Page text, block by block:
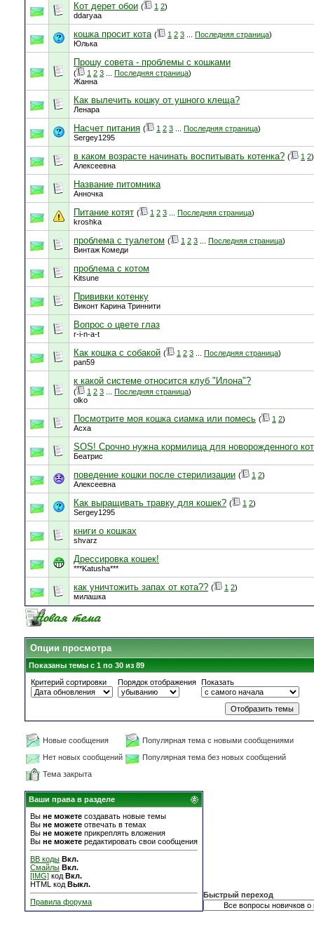
Кот дерет обои ( 1 2)
ddaryaa
кошка просит кота ( 1 2 3 Последняя страница)
Юлька
Прошу совета - проблемы с кошками
( 1 2 3 Последняя страница)
Жанна
Как вылечить кошку от ушного клеща?
Ленара
Насчет питания ( 1 2 3 Последняя страница)
Sergey1295
в каком возрасте начинать воспитывать котенка? ( 1 2)
Алексеевна
Название питомника
Анночка
Питание котят ( 1 2 3 Последняя страница)
kroshka
проблема с туалетом ( 1 2 3 Последняя страница)
Винтаж Комеди
проблема с котом
Kitsune
Прививки котенку
Виконт Карина Триннити
Вопрос о цвете глаз
r-i-n-a-t
Как кошка с собакой ( 1 2 3 Последняя страница)
pan59
к какой системе относится клуб "Илона"?
( 1 2 3 Последняя страница)
olko
Посмотрите моя кошка сиамка или помесь ( 1 2)
Асха
SOS! Срочно нужна кормилица для новорожденного
Беатрис
поведение кошки после стерилизации ( 1 2)
Алексеевна
Как выращивать травку для кошек? ( 1 2)
Sergey1295
книги о кошках
shvarz
Дрессировка кошек!
***Katusha***
как уничтожить запах от кота?? ( 1 2)
милашка
Опции просмотра
Показаны темы с 1 по 30 из 89
Критерий сортировки
Порядок отображения Показать
Новые сообщения
Популярная тема с новыми сообщениями
Нет новых сообщений
Популярная тема без новых сообщений
Тема закрыта
Ваши права в разделе
Вы не можете создавать новые темы
Вы не можете отвечать в темах
Вы не можете прикреплять вложения
Вы не можете редактировать свои сообщения
BB коды Вкл.
Смайлы Вкл.
[IMG] код Вкл.
HTML код Выкл.
Правила форума
Быстрый переход